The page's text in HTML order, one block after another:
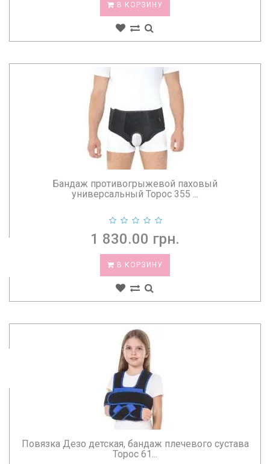
В КОРЗИНУ
Бандаж противогрыжевой паховый
универсальный Торос 355 ...
1 830.00 грн.
В КОРЗИНУ
Повязка Дезо детская, бандаж плечевого сустава
Торос 61...